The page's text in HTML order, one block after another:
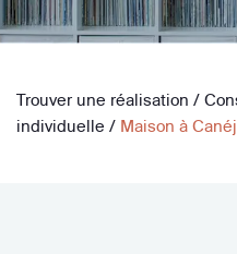
Trouver une réalisation /
individuelle / Maison à